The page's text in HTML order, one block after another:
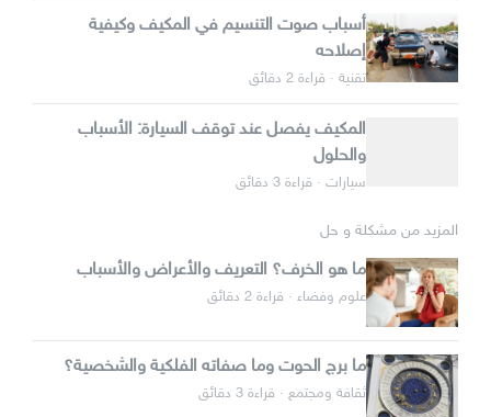
أسباب صوت التنسيم في المكيف وكيفية
إصلاحه
تقنية · قراءة 2 دقائق
المكيف يفصل عند توقف السيارة: الأسباب
والحلول
سيارات · قراءة 3 دقائق
المزيد من مشكلة و حل
ما هو الخرف؟ التعريف والأعراض والأسباب
علوم وفضاء · قراءة 2 دقائق
ما برج الحوت وما صفاته الفلكية والشخصية؟
ثقافة ومجتمع · قراءة 3 دقائق